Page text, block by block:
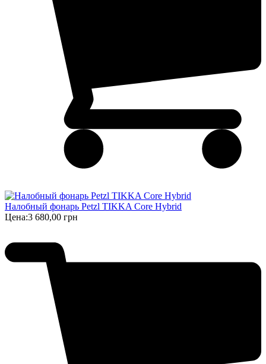
Налобный фонарь Petzl TIKKA Core Hybrid
Цена:3 680,00 грн